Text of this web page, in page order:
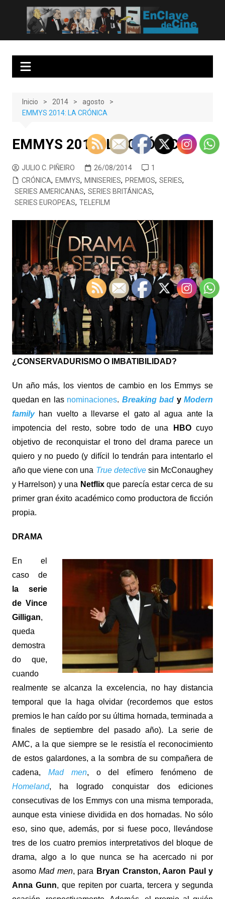
contenido
EnClave de Cine
Crítica cinematográfica y audiovisual. Punto de encuentro para los
Inicio 2014
agosto
EMMYS 2014: LA CRÓNICA
EMMYS 2014: LA CRÓNICA
JULIO C. PIÑEIRO 26/08/2014
1
CRÓNICA, EMMYS, MINISERIES, PREMIOS, SERIES,
SERIES AMERICANAS, SERIES BRITÁNICAS,
SERIES EUROPEAS, TELEFILM
¿CONSERVADURISMO O IMBATIBILIDAD?
Un año más, los vientos de cambio en los Emmys se
quedan en las nominaciones. Breaking bad yModern
family han vuelto a llevarse el gato al agua ante la
impotencia del resto, sobre todo de una
HBOcuyo
objetivo de reconquistar el trono del drama parece un
quiero y no puedo (y difícil lo tendrán para intentarlo el
año que viene con una True detectivesin McConaughey
y Harrelson) y una Netflixque parecía estar cerca de su
primer gran éxito académico como productora de ficción
propia.
DRAMA
En el
caso de
la serie
de Vince
Gilligan,
queda
demostra
do que,
cuando
realmente se alcanza la excelencia, no hay distancia
temporal que la haga olvidar (recordemos que estos
premios le han caído por su última hornada, terminada a
finales de septiembre del pasado año). La serie de
AMC, a la que siempre se le resistía el reconocimiento
de estos galardones, a la sombra de su compañera de
cadena, Mad men, o del efímero fenómeno de
Homeland, ha logrado conquistar dos ediciones
consecutivas de los Emmys con una misma temporada,
aunque esta viniese dividida en dos hornadas. No sólo
eso, sino que, además, por si fuese poco, llevándose
tres de los cuatro premios interpretativos del bloque de
drama, algo a lo que nunca se ha acercado ni por
asomoMad men, para Bryan Cranston, Aaron Paul y
Anna Gunn, que repiten por cuarta, tercera y segunda